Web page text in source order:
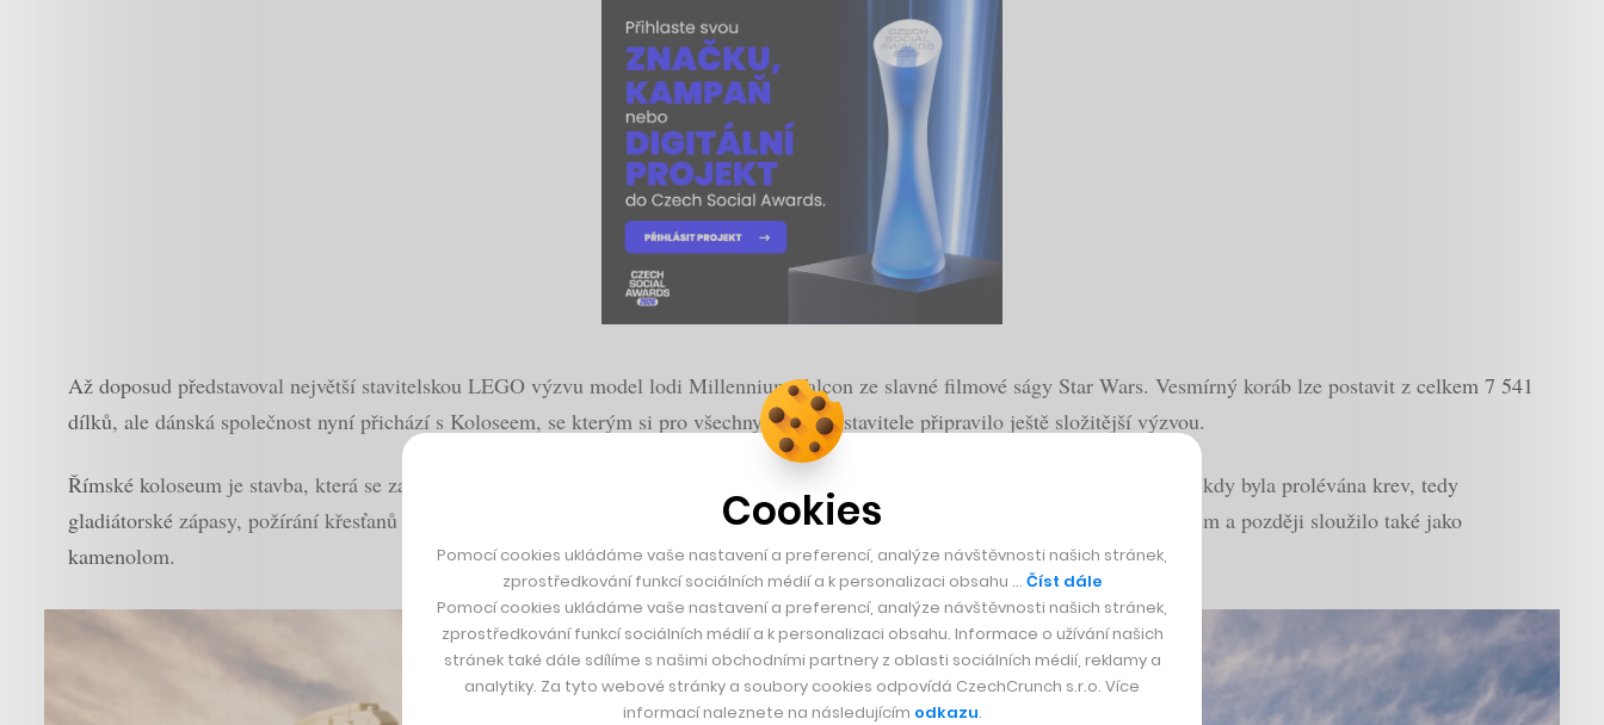
Až doposud představoval největší stavitelskou LEGO výzvu model lodi Millennium Falcon ze slavné filmové ságy Star Wars. Vesmírný koráb lze postavit z celkem 7 541
dílků, ale dánská společnost nyní přichází s Koloseem, se kterým si pro všechny nadšené stavitele připravilo ještě složitější výzvou.
Římské koloseum je stavba, která se za svou historii stala svědkem řady velkolepých událostí. Notoricky známé jsou především ty, kdy byla prolévána krev, tedy
gladiátorské zápasy, požírání křesťanů lvy či velkolepé námořní bitvy. Koloseum ovšem bylo v minulosti i křesťanským svatostánkem a později sloužilo také jako
kamenolom.
Cookies
Pomocí cookies ukládáme vaše nastavení a preferencí, analýze návštěvnosti našich stránek,
zprostředkování funkcí sociálních médií a k personalizaci obsahu … Číst dále
Pomocí cookies ukládáme vaše nastavení a preferencí, analýze návštěvnosti našich stránek,
zprostředkování funkcí sociálních médií a k personalizaci obsahu. Informace o užívání našich
stránek také dále sdílíme s našimi obchodními partnery z oblasti sociálních médií, reklamy a
analytiky. Za tyto webové stránky a soubory cookies odpovídá CzechCrunch s.r.o. Více
informací naleznete na následujícím odkazu.